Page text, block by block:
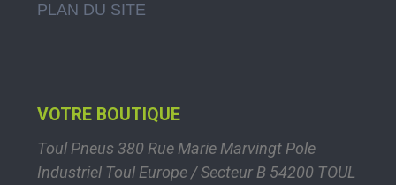
PLAN DU SITE
VOTRE BOUTIQUE
Toul Pneus 380 Rue Marie Marvingt Pole
Industriel Toul Europe / Secteur B54200 TOUL